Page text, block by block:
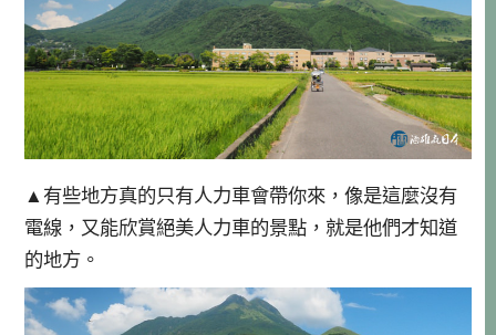
▲有些地方真的只有人力車會帶你來，像是這麼沒有
電線，又能欣賞絕美人力車的景點，就是他們才知道
的地方。